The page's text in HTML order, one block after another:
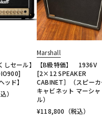
しセール】
ッド】
）
Marshall
【B級特価】 1936V
[2×12 SPEAKER
CABINET］（スピー
キャビネット マーシャ
ル）
¥118,800 （税込）